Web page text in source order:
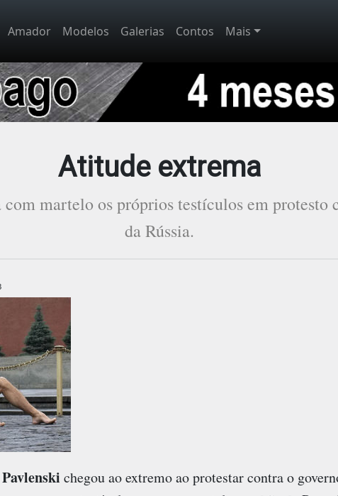
Amador Modelos Galerias Contos Mais
Atitude extrema
martelo os próprios testículos em protesto
da Rússia.
chegou ao extremo ao protestar contra o